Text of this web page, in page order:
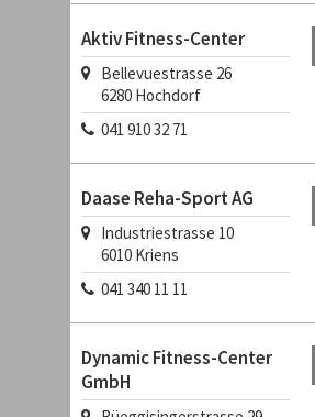
Aktiv Fitness-Center
Bellevuestrasse 26
6280 Hochdorf
041 910 32 71
Daase Reha-Sport AG
Industriestrasse 10
6010 Kriens
041 340 11 11
Dynamic Fitness-Center
GmbH